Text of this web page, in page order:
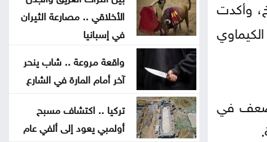
وأكدت
من الكيماوي
أدى لضعف في
تحذير من إطلاق العيارات النارية
وإغلاق الطرق باحتفالات التوجيهي
التكنولوجيا الزراعية في عمان الأهلية
تشارك بفعاليات اليوم العالمي لمكافحة
التصحر والجفاف 2026
الأخلاقي .. مصارعة الثيران
في إسبانيا
واقعة مروعة .. شاب ينحر
آخر أمام المارة في الشارع
تركيا .. اكتشاف مسبح
أولمبي يعود إلى ألفي عام